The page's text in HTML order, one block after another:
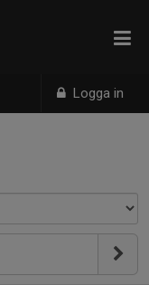
Logga in